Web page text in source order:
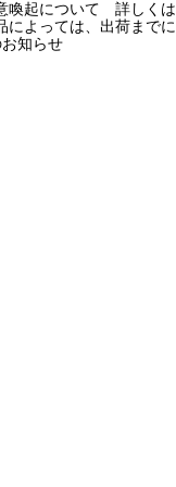
喚起について 詳しく
によっては、出荷ま
知らせ